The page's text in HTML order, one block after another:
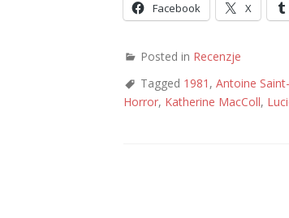
Facebook X
Posted in Recenzje
Tagged 1981 , Antoine
Horror, Katherine MacColl,